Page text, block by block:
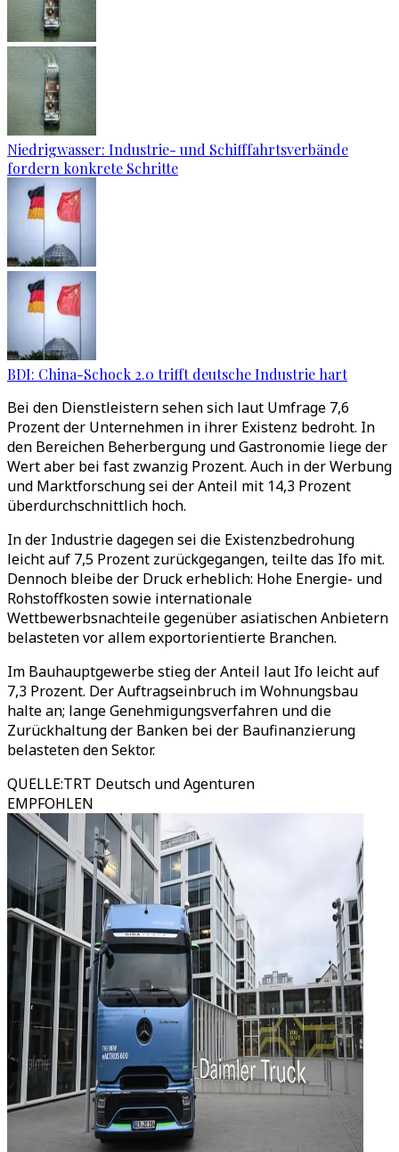
Niedrigwasser: Industrie- und Schifffahrtsverbände
fordern konkrete Schritte
BDI: China-Schock 2.0 trifft deutsche Industrie hart
Bei den Dienstleistern sehen sich laut Umfrage 7,6
Prozent der Unternehmen in ihrer Existenz bedroht. In
den Bereichen Beherbergung und Gastronomie liege der
Wert aber bei fast zwanzig Prozent. Auch in der Werbung
und Marktforschung sei der Anteil mit 14,3 Prozent
überdurchschnittlich hoch.
In der Industrie dagegen sei die Existenzbedrohung
leicht auf 7,5 Prozent zurückgegangen, teilte das Ifo mit.
Dennoch bleibe der Druck erheblich: Hohe Energie- und
Rohstoffkosten sowie internationale
Wettbewerbsnachteile gegenüber asiatischen Anbietern
belasteten vor allem exportorientierte Branchen.
Im Bauhauptgewerbe stieg der Anteil laut Ifo leicht auf
7,3 Prozent. Der Auftragseinbruch im Wohnungsbau
halte an; lange Genehmigungsverfahren und die
Zurückhaltung der Banken bei der Baufinanzierung
belasteten den Sektor.
QUELLE:TRT Deutsch und Agenturen
EMPFOHLEN